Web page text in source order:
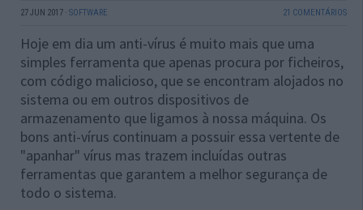
27 JUN 2017 · SOFTWARE 21 COMENTÁRIOS
Hoje em dia um anti-vírus é muito mais que uma
simples ferramenta que apenas procura por ficheiros,
com código malicioso, que se encontram alojados no
sistema ou em outros dispositivos de
armazenamento que ligamos à nossa máquina. Os
bons anti-vírus continuam a possuir essa vertente de
"apanhar" vírus mas trazem incluídas outras
ferramentas que garantem a melhor segurança de
todo o sistema.